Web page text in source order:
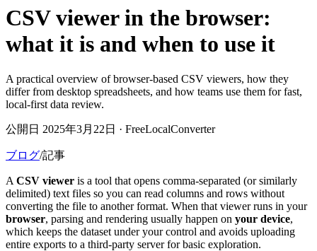
CSV viewer in the browser:
what it is and when to use it
A practical overview of browser-based CSV viewers, how they
differ from desktop spreadsheets, and how teams use them for fast,
local-first data review.
公開日 2025年3月22日 · FreeLocalConverter
ブログ/記事
A CSV viewer is a tool that opens comma-separated (or similarly
delimited) text files so you can read columns and rows without
converting the file to another format. When that viewer runs in your
browser, parsing and rendering usually happen on your device,
which keeps the dataset under your control and avoids uploading
entire exports to a third-party server for basic exploration.